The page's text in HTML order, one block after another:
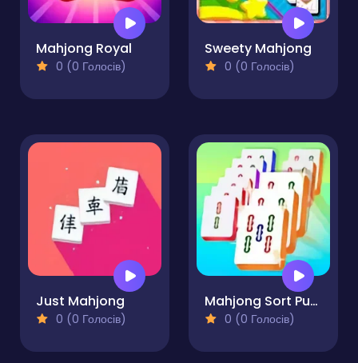
Mahjong Royal
0 (0 Голосів)
Sweety Mahjong
0 (0 Голосів)
Just Mahjong
0 (0 Голосів)
Mahjong Sort Puzzle
0 (0 Голосів)